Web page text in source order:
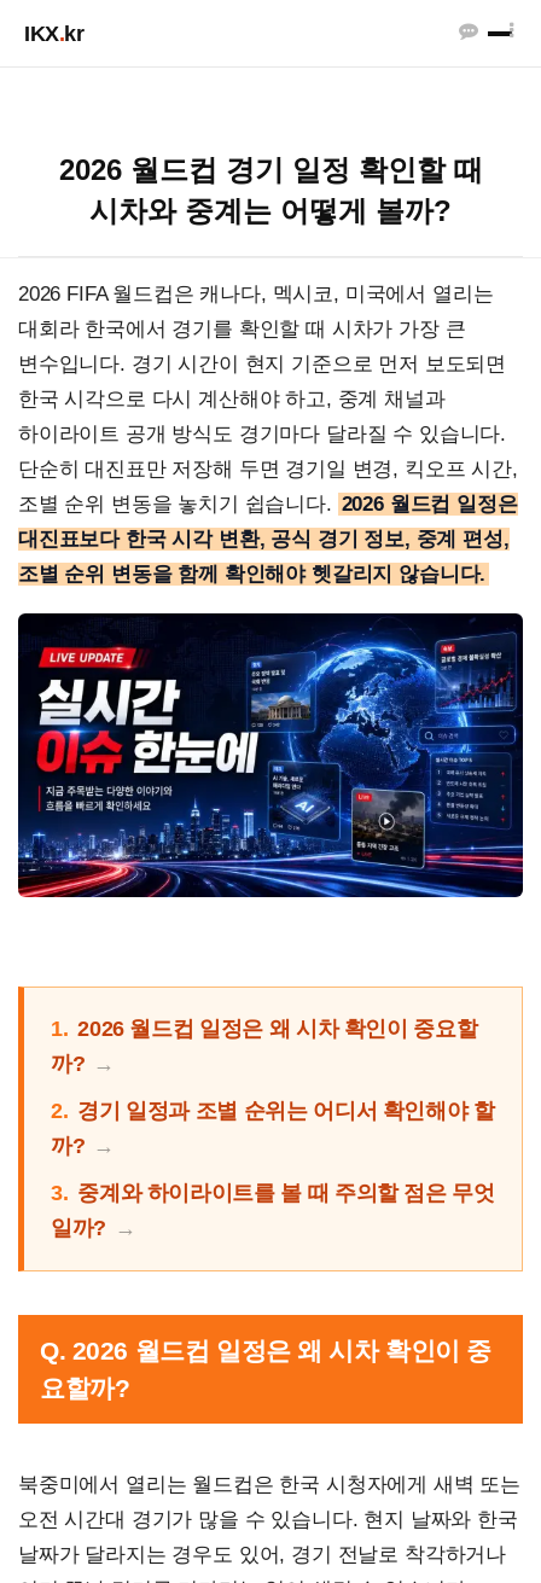
IKX.kr
2026 월드컵 경기 일정 확인할 때
시차와 중계는 어떻게 볼까?
2026 FIFA 월드컵은 캐나다, 멕시코, 미국에서 열리는
대회라 한국에서 경기를 확인할 때 시차가 가장 큰
변수입니다. 경기 시간이 현지 기준으로 먼저 보도되면
한국 시각으로 다시 계산해야 하고, 중계 채널과
하이라이트 공개 방식도 경기마다 달라질 수 있습니다.
단순히 대진표만 저장해 두면 경기일 변경, 킥오프 시간,
조별 순위 변동을 놓치기 쉽습니다. 2026 월드컵 일정은
대진표보다 한국 시각 변환, 공식 경기 정보, 중계 편성,
조별 순위 변동을 함께 확인해야 헷갈리지 않습니다.
1. 2026 월드컵 일정은 왜 시차 확인이 중요할
까?
2. 경기 일정과 조별 순위는 어디서 확인해야 할
까?
3. 중계와 하이라이트를 볼 때 주의할 점은 무엇
일까?
Q. 2026 월드컵 일정은 왜 시차 확인이 중
요할까?
북중미에서 열리는 월드컵은 한국 시청자에게 새벽 또는
오전 시간대 경기가 많을 수 있습니다. 현지 날짜와 한국
날짜가 달라지는 경우도 있어, 경기 전날로 착각하거나